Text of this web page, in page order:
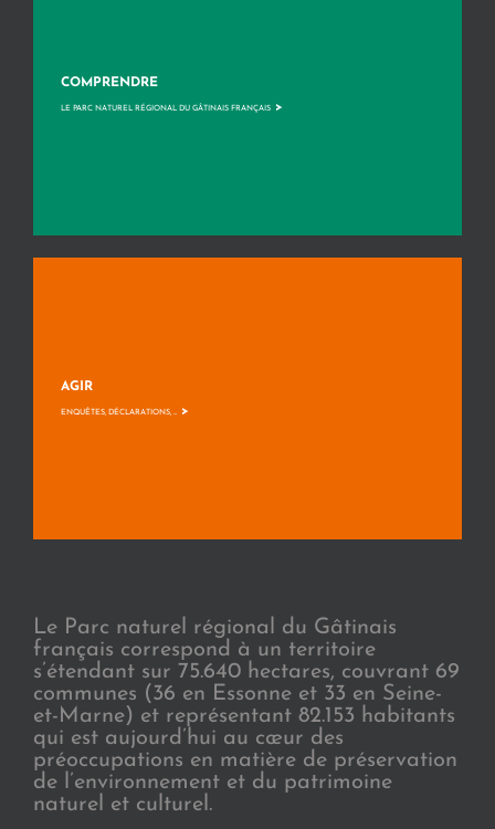
COMPRENDRE
LE PARC NATUREL RÉGIONAL DU GÂTINAIS FRANÇAIS >
AGIR
ENQUÊTES, DÉCLARATIONS, ... >
Le Parc naturel régional du Gâtinais
français correspond à un territoire
s’étendant sur 75.640 hectares, couvrant 69
communes (36 en Essonne et 33 en Seine-
et-Marne) et représentant 82.153 habitants
qui est aujourd’hui au cœur des
préoccupations en matière de préservation
de l’environnement et du patrimoine
naturel et culturel.